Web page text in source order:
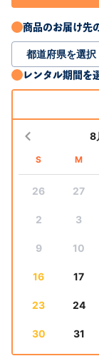
商品のお届け先
レンタル期間を
8
S M
26 27
2 3
9 10
16 17
23 24
30 31